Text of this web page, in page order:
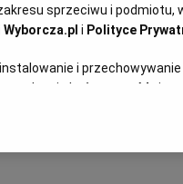
3:
w dziedzinach
sprzeciwu i podmiotu,
i Polityce
i
urządzeniu końcowym.
narzędzie do
w stopce